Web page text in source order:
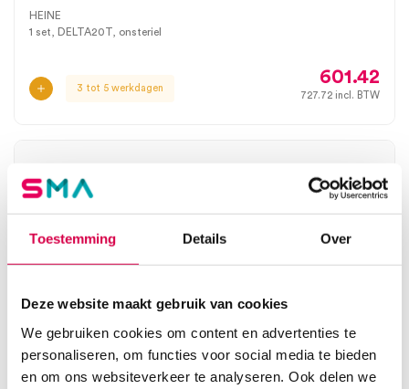
Toestemming Details Over
Deze website maakt gebruik van cookies
We gebruiken cookies om content en advertenties te
personaliseren, om functies voor social media te bieden
en om ons websiteverkeer te analyseren. Ook delen we
HEINE
1 set, DELTA20T, onsteriel
3 tot 5 werkdagen
601.42
727.72 incl. BTW